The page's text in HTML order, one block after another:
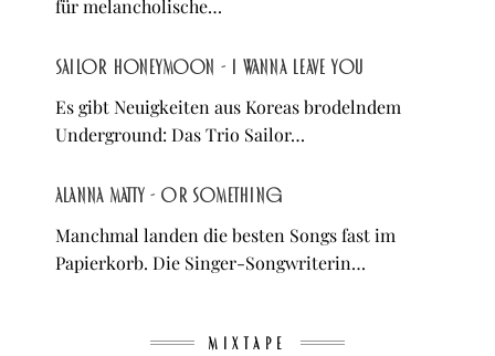
für melancholische…
Sailor Honeymoon - I Wanna Leave You
Es gibt Neuigkeiten aus Koreas brodelndem
Underground: Das Trio Sailor…
Alanna Matty - Or Something
Manchmal landen die besten Songs fast im
Papierkorb. Die Singer-Songwriterin…
MIXTAPE